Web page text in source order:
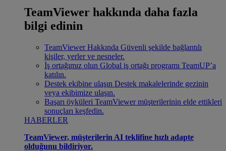
TeamViewer hakkında daha fazla
bilgi edinin
TeamViewer Hakkında Güvenli şekilde bağlantılı
kişiler, yerler ve nesneler.
İş ortağımız olun Global iş ortağı programı TeamUP’a
katılın.
Destek ekibine ulaşın Destek makalelerinde gezinin
veya ekibimize ulaşın.
Başarı öyküleri TeamViewer müşterilerinin elde ettikleri
sonuçları keşfedin.
HABERLER
TeamViewer, müşterilerin AI teklifine hızlı adapte
olduğunu bildiriyor.